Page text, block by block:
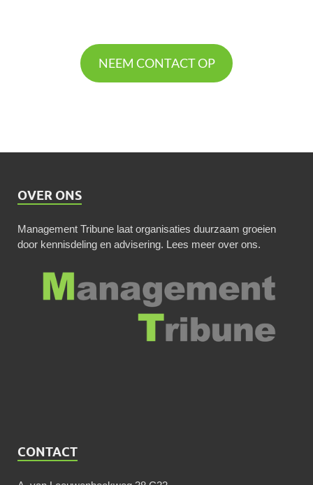
NEEM CONTACT OP
OVER ONS
Management Tribune laat organisaties duurzaam groeien
door kennisdeling en advisering. Lees meer over ons.
CONTACT